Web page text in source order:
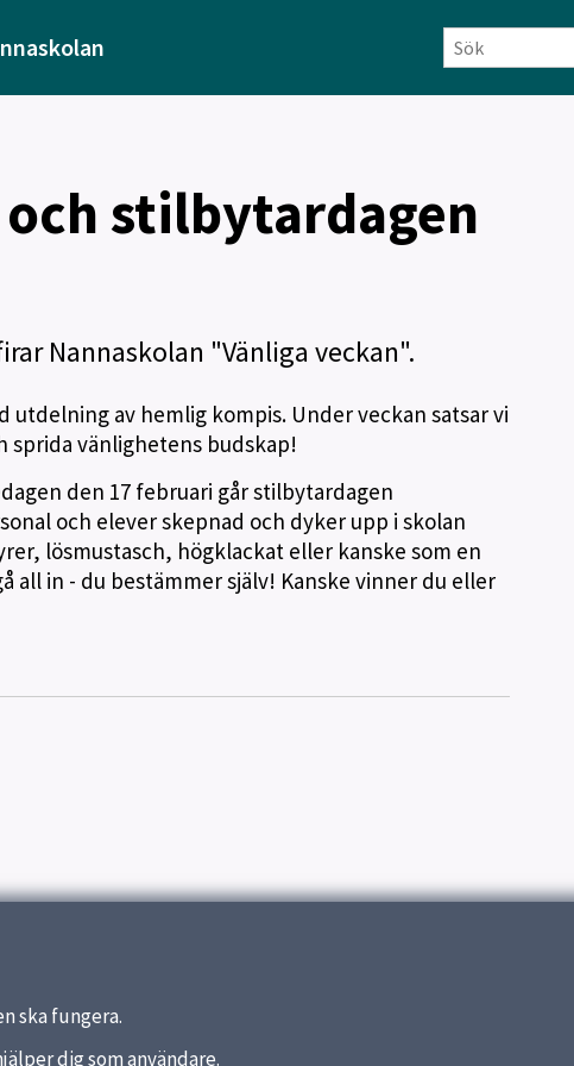
stilbytardagen
Nannaskolan "Vänliga veckan".
utdelning av hemlig kompis. Under veckan satsar vi
sprida vänlighetens budskap!
den 17 februari går stilbytardagen
och elever skepnad och dyker upp i skolan
lösmustasch, högklackat eller kanske som en
all in - du bestämmer själv! Kanske vinner du eller
ska fungera.
dig som användare.